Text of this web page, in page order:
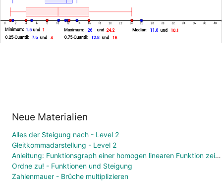
Neue Materialien
Alles der Steigung nach - Level 2
Gleitkommadarstellung - Level 2
Anleitung: Funktionsgraph einer homogen linearen Funktion zeichnen
Ordne zu! - Funktionen und Steigung
Zahlenmauer - Brüche multiplizieren